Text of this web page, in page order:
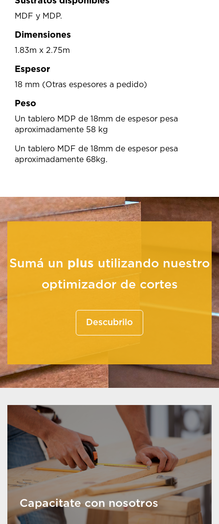
MDF y MDP.
Dimensiones
1.83m x 2.75m
Espesor
18 mm (Otras espesores a pedido)
Peso
Un tablero MDP de 18mm de espesor pesa
aproximadamente 58 kg
Un tablero MDF de 18mm de espesor pesa
aproximadamente 68kg.
Sumá un plus utilizando nuestro
optimizador de cortes
Descubrilo
Capacitate con nosotros